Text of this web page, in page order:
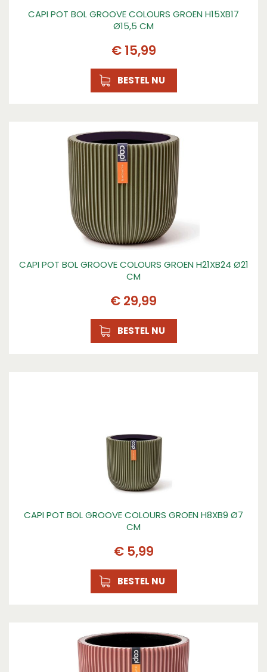
CAPI POT BOL GROOVE COLOURS GROEN H15XB17
Ø15,5 CM
€ 15,99
BESTEL NU
CAPI POT BOL GROOVE COLOURS GROEN H21XB24 Ø21
CM
€ 29,99
BESTEL NU
CAPI POT BOL GROOVE COLOURS GROEN H8XB9 Ø7
CM
€ 5,99
BESTEL NU